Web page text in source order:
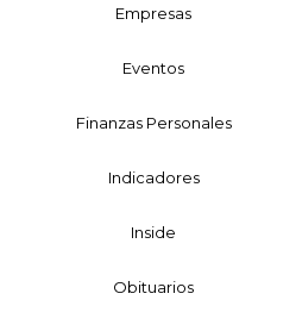
Empresas
Eventos
Finanzas Personales
Indicadores
Inside
Obituarios